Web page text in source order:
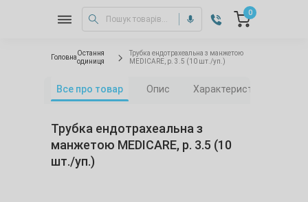
0
Головна
Остання
одиниця
Трубка ендотрахеальна з манжетою
MEDICARE, р. 3.5 (10 шт./уп.)
Все про товар Опис Характеристики
Трубка ендотрахеальна з
манжетою MEDICARE, р. 3.5 (10
шт./уп.)